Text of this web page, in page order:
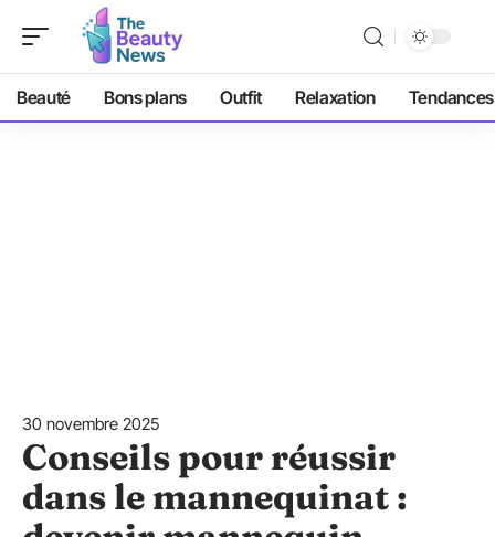
Beauté Bons plans Outfit Relaxation Tendances
30 novembre 2025
Conseils pour réussir
dans le mannequinat :